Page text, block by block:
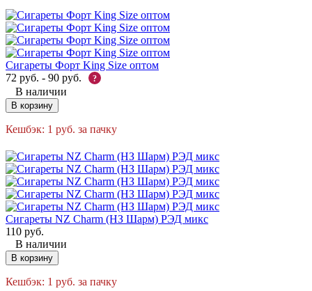
Сигареты Форт King Size оптом
72 руб. - 90 руб. ?
В наличии
В корзину
Кешбэк: 1 руб. за пачку
Сигареты NZ Charm (НЗ Шарм) РЭД микс
110 руб.
В наличии
В корзину
Кешбэк: 1 руб. за пачку